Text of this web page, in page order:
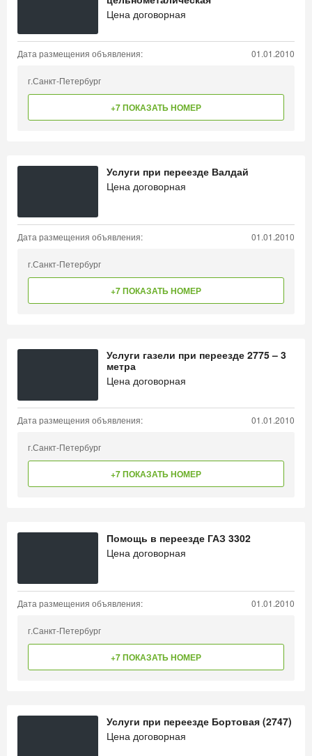
Цена договорная
Дата размещения объявления: 01.01.2010
г.Санкт-Петербург
+7 ПОКАЗАТЬ НОМЕР
Услуги при переезде Валдай
Цена договорная
Дата размещения объявления: 01.01.2010
г.Санкт-Петербург
+7 ПОКАЗАТЬ НОМЕР
Услуги газели при переезде 2775 – 3
метра
Цена договорная
Дата размещения объявления: 01.01.2010
г.Санкт-Петербург
+7 ПОКАЗАТЬ НОМЕР
Помощь в переезде ГАЗ 3302
Цена договорная
Дата размещения объявления: 01.01.2010
г.Санкт-Петербург
+7 ПОКАЗАТЬ НОМЕР
Услуги при переезде Бортовая (2747)
Цена договорная